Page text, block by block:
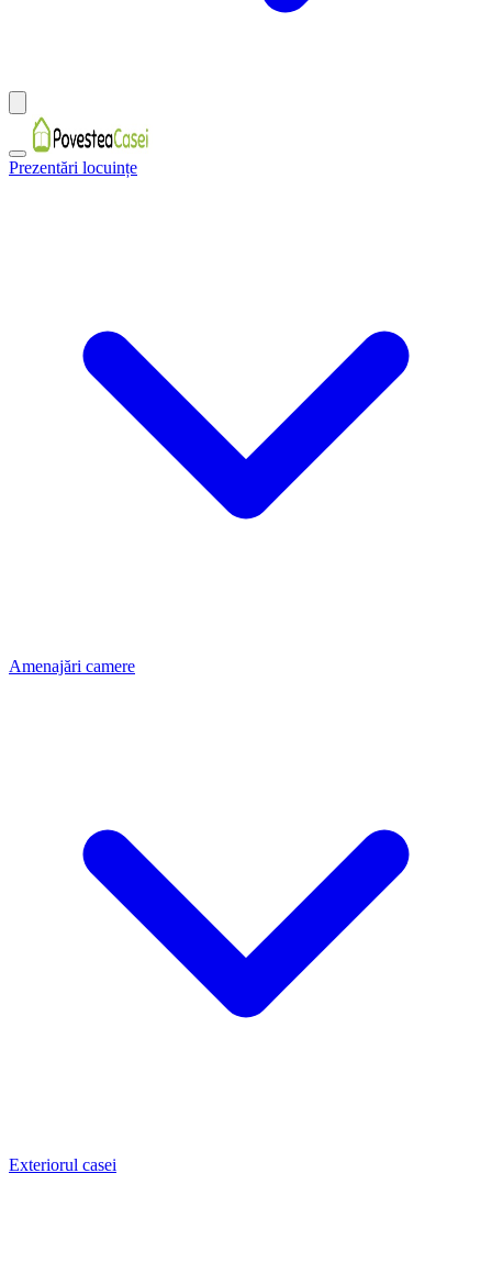
Prezentări locuințe
Amenajări camere
Exteriorul casei